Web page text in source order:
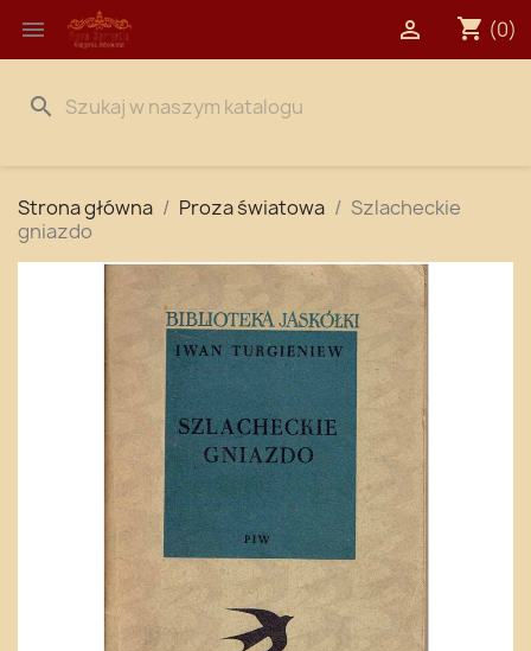
 shopping_cart (0)

search
Strona główna Proza światowa
Szlacheckie
gniazdo